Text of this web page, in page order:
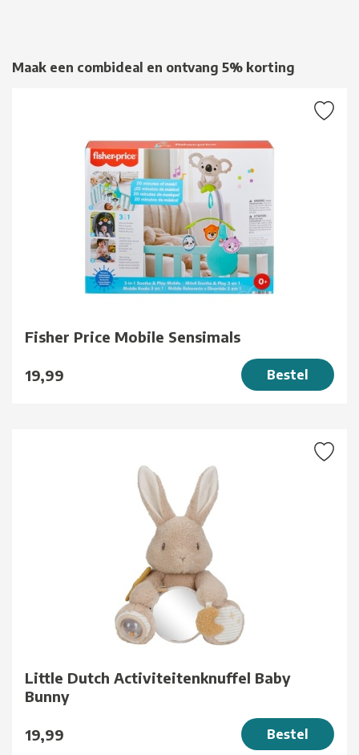
Maak een combideal en ontvang 5% korting
Fisher Price Mobile Sensimals
19,99 Bestel
Little Dutch Activiteitenknuffel Baby
Bunny
19,99 Bestel